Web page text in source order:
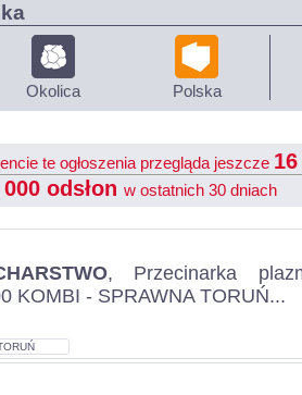
Okolica Polska
te ogłoszenia przegląda jeszcze
odsłon w ostatnich 30 dniach
, Przecinarka
KOMBI - SPRAWNA TORUŃ...